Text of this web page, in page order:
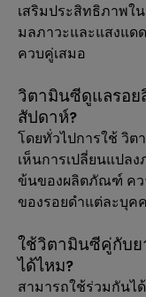
เสริมประสิทธิภาพใ
มลภาวะและแสงแด
ควบคู่เสมอ
วิตามินซีดูแลรอย
สัปดาห์?
โดยทั่วไปการใช้ วิต
เห็นการเปลี่ยนแปล
ข้นของผลิตภัณฑ์ คว
ของรอยดำแต่ละบุค
ใช้วิตามินซีคู่กับย
ได้ไหม?
สามารถใช้ร่วมกันไ